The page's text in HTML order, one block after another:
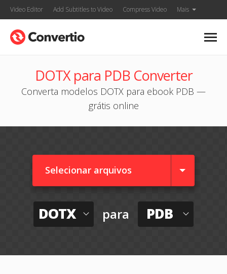
Video Editor Add Subtitles to Video Compress Video Mais
DOTX para PDB Converter
Converta modelos DOTX para ebook PDB —
grátis online
Selecionar arquivos
DOTX para PDB